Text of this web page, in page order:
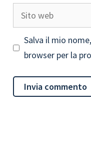
Sito
web
Salva il mio
browser per la